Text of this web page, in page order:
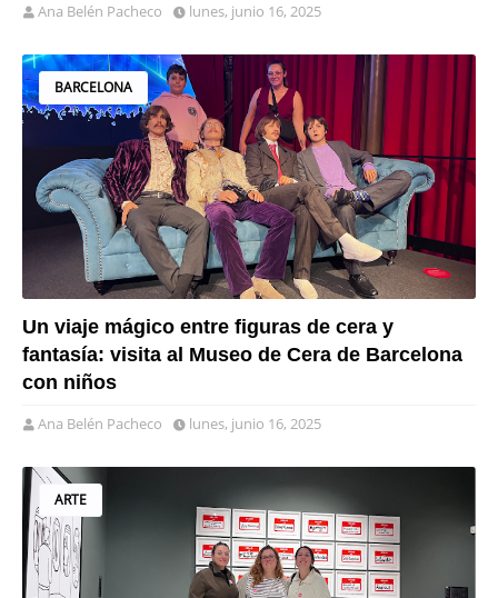
Ana Belén Pacheco lunes, junio 16, 2025
BARCELONA
Un viaje mágico entre figuras de cera y
fantasía: visita al Museo de Cera de Barcelona
con niños
Ana Belén Pacheco lunes, junio 16, 2025
ARTE